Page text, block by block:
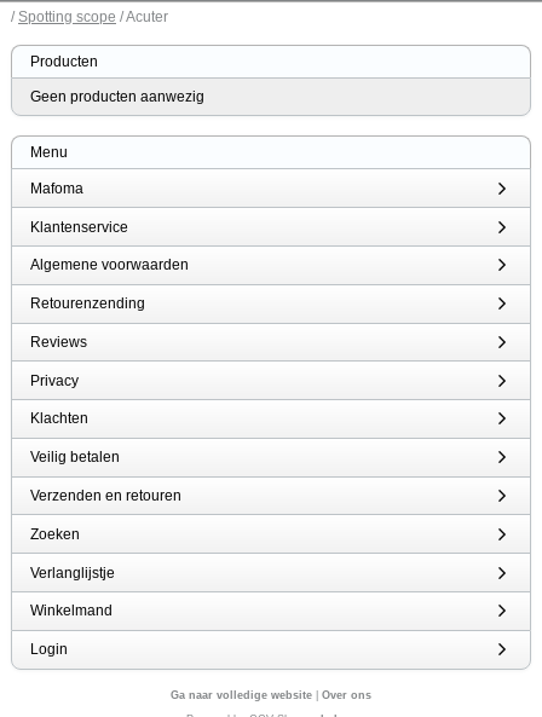
/Spotting scope / Acuter
Producten
Geen producten aanwezig
Menu
Mafoma
Klantenservice
Algemene voorwaarden
Retourenzending
Reviews
Privacy
Klachten
Veilig betalen
Verzenden en retouren
Zoeken
Verlanglijstje
Winkelmand
Login
Ga naar volledige website
Over ons